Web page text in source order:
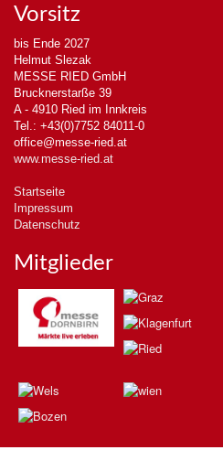
Vorsitz
bis Ende 2027
Helmut Slezak
MESSE RIED GmbH
Brucknerstarße 39
A - 4910 Ried im Innkreis
Tel.: +43(0)7752 84011-0
office@messe-ried.at
www.messe-ried.at
Startseite
Impressum
Datenschutz
Mitglieder